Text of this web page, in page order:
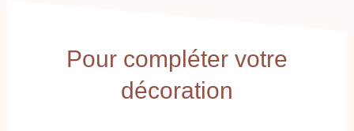
Pour compléter votre
décoration